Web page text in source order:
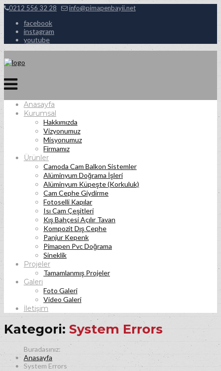
0212 556 32 28 info@pimapenbayii.net
facebook
instagram
youtube
Anasayfa
Kurumsal
Hakkımızda
Vizyonumuz
Misyonumuz
Firmamız
Ürünler
Camoda Cam Balkon Sistemler
Alüminyum Doğrama İşleri
Alüminyum Küpeşte (Korkuluk)
Cam Cephe Giydirme
Fotoselli Kapılar
Isı Cam Çeşitleri
Kış Bahçesi Açılır Tavan
Kompozit Dış Cephe
Panjur Kepenk
Pimapen Pvc Doğrama
Sineklik
Projeler
Tamamlanmış Projeler
Galeri
Foto Galeri
Video Galeri
İletişim
Kategori: System Errors
Anasayfa
System Errors